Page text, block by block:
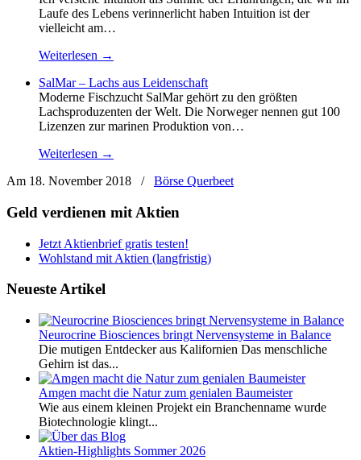
Laufe des Lebens verinnerlicht haben Intuition ist der
vielleicht am…
Weiterlesen →
SalMar – Lachs aus Leidenschaft
Moderne Fischzucht SalMar gehört zu den größten
Lachsproduzenten der Welt. Die Norweger nennen gut 100
Lizenzen zur marinen Produktion von…
Weiterlesen →
Am 18. November 2018
/ Börse Querbeet
Geld verdienen mit Aktien
Jetzt Aktienbrief gratis testen!
Wohlstand mit Aktien (langfristig)
Neueste Artikel
Neurocrine Biosciences bringt Nervensysteme in Balance
Die mutigen Entdecker aus Kalifornien Das menschliche
Gehirn ist das...
Amgen macht die Natur zum genialen Baumeister
Wie aus einem kleinen Projekt ein Branchenname wurde
Biotechnologie klingt...
Aktien-Highlights Sommer 2026